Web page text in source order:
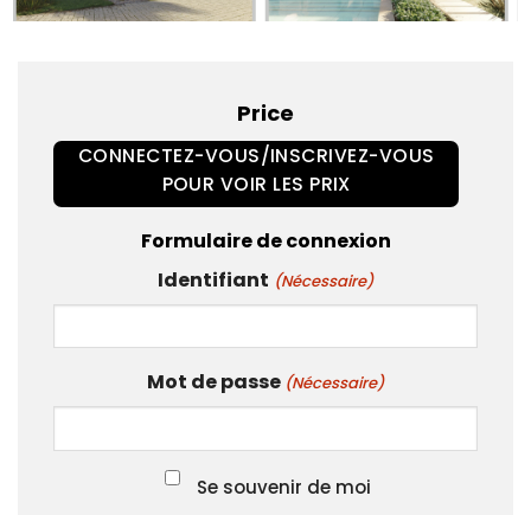
Price
CONNECTEZ-VOUS/INSCRIVEZ-VOUS
POUR VOIR LES PRIX
Formulaire de connexion
Identifiant (Nécessaire)
Mot de passe (Nécessaire)
Se souvenir de moi